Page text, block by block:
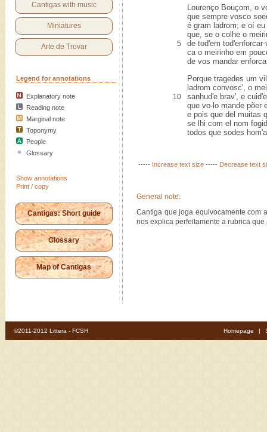
Cantigas with music
Miniatures
Arte de Trovar
Legend for annotations
Explanatory note
Reading note
Marginal note
Toponymy
People
Glossary
Show annotations
Print / copy
Cantigas: Short guide
Glossary
Map of Cantigas
Lourenço Bouçom, o
que sempre vosco
é gram ladrom; e oí eu
que, se o colhe o
5
de tod'em
ca o meirinho em
de vos mandar
Porque tragedes um
ladrom convosc', o
10
sanhud'e brav', e
que vo-lo mande põer
e pois que del muitas
se lhi com el nom
todos que sodes
----- Increase text size ----- Decrease text
General note:
Cantiga que joga equivocamente com
nos explica perfeitamente a rubrica que
©2011-2012 Littera - FCSH Homepage |